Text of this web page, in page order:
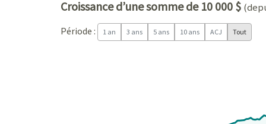
Croissance d’une somme de 10 000 $
Période : 1 an 3 ans 5 ans 10 ans ACJ Tout
The chart has 1 X axis displaying Time. Data
The chart has 1 Y axis displaying values. Data